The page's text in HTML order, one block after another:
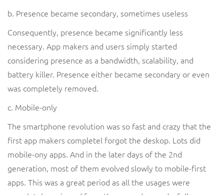
b. Presence became secondary, sometimes useless
Consequently, presence became significantly less
necessary. App makers and users simply started
considering presence as a bandwidth, scalability, and
battery killer. Presence either became secondary or even
was completely removed.
c. Mobile-only
The smartphone revolution was so fast and crazy that the
first app makers completel forgot the deskop. Lots did
mobile-ony apps. And in the later days of the 2nd
generation, most of them evolved slowly to mobile-first
apps. This was a great period as all the usages were